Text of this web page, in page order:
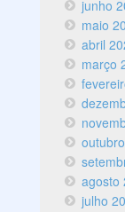
junho
maio
abril
março
agosto
julho